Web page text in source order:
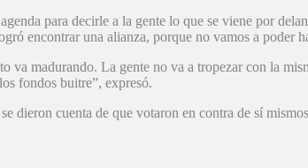
para decirle a la gente lo que se viene por
encontrar una alianza, porque no vamos a poder
va madurando. La gente no va a tropezar con la
fondos buitre”, expresó.
dieron cuenta de que votaron en contra de sí